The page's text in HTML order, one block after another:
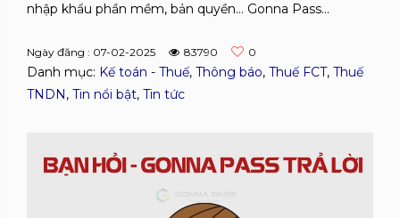
nhập khẩu phần mềm, bản quyền… Gonna Pass...
Ngày đăng : 07-02-2025 83790 0
Danh mục: Kế toán - Thuế, Thông báo, Thuế FCT, Thuế
TNDN, Tin nổi bật, Tin tức